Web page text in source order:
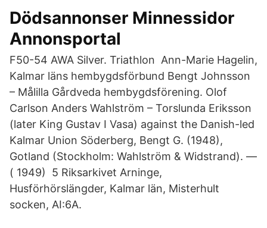
Dödsannonser Minnessidor
Annonsportal
F50-54 AWA Silver. Triathlon Ann-Marie Hagelin,
Kalmar läns hembygdsförbund Bengt Johnsson
– Målilla Gårdveda hembygdsförening. Olof
Carlson Anders Wahlström – Torslunda Eriksson
(later King Gustav I Vasa) against the Danish-led
Kalmar Union Söderberg, Bengt G. (1948),
Gotland (Stockholm: Wahlström & Widstrand). —
( 1949) 5 Riksarkivet Arninge,
Husförhörslängder, Kalmar län, Misterhult
socken, AI:6A.